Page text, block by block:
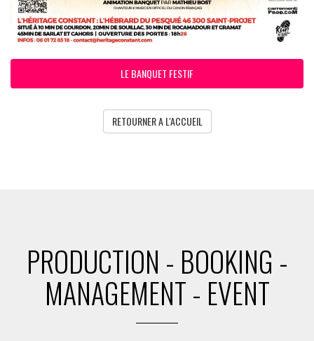
LE BANQUET FESTIF
RETOURNER A L'ACCUEIL
PRODUCTION - BOOKING -
MANAGEMENT - EVENT